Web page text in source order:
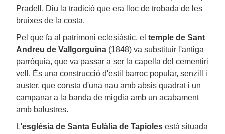
Pradell. Diu la tradició que era lloc de trobada de les
bruixes de la costa.
Pel que fa al patrimoni eclesiàstic, el temple de Sant
Andreu de Vallgorguina (1848) va substituir l'antiga
parròquia, que va passar a ser la capella del cementiri
vell. És una construcció d'estil barroc popular, senzill i
auster, que consta d'una nau amb absis quadrat i un
campanar a la banda de migdia amb un acabament
amb balustres.
L'església de Santa Eulàlia de Tapioles està situada